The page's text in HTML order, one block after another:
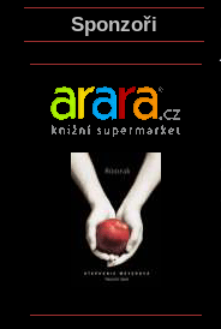
Sponzoři